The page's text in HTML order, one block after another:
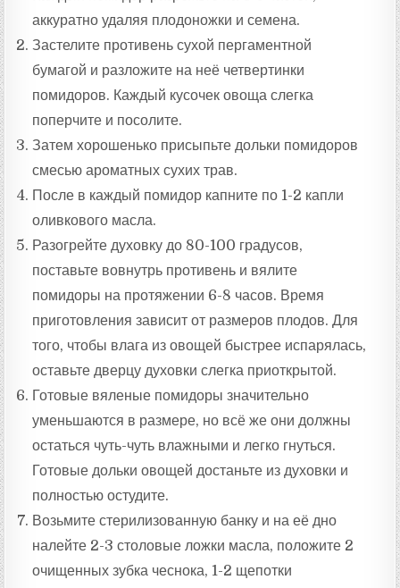
аккуратно удаляя плодоножки и семена.
Застелите противень сухой пергаментной
бумагой и разложите на неё четвертинки
помидоров. Каждый кусочек овоща слегка
поперчите и посолите.
Затем хорошенько присыпьте дольки помидоров
смесью ароматных сухих трав.
После в каждый помидор капните по 1-2 капли
оливкового масла.
Разогрейте духовку до 80-100 градусов,
поставьте вовнутрь противень и вялите
помидоры на протяжении 6-8 часов. Время
приготовления зависит от размеров плодов. Для
того, чтобы влага из овощей быстрее испарялась,
оставьте дверцу духовки слегка приоткрытой.
Готовые вяленые помидоры значительно
уменьшаются в размере, но всё же они должны
остаться чуть-чуть влажными и легко гнуться.
Готовые дольки овощей достаньте из духовки и
полностью остудите.
Возьмите стерилизованную банку и на её дно
налейте 2-3 столовые ложки масла, положите 2
очищенных зубка чеснока, 1-2 щепотки